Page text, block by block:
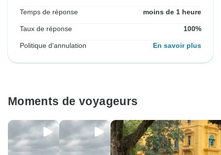
Temps de réponse moins de 1 heure
Taux de réponse 100%
Politique d'annulation En savoir plus
Moments de voyageurs